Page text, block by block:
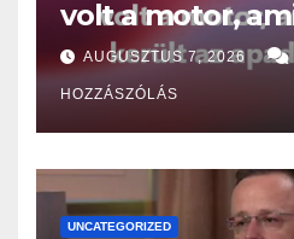
volt a motor,
került az apadó
AUGUSZTUS 7, 2026
HOZZÁSZÓLÁS
UNCATEGORIZED